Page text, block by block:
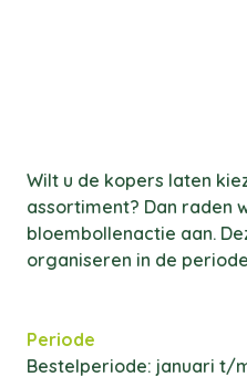
Wilt u de kopers laten
assortiment? Dan raden
bloembollenactie aan.
organiseren in de
Periode
Bestelperiode: januari t/